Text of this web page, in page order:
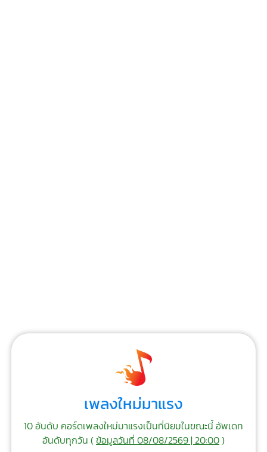
เพลงใหม่มาแรง
10 อันดับ คอร์ดเพลงใหม่มาแรงเป็นที่นิยมในขณะนี้ อัพเดท
อันดับทุกวัน (ข้อมูลวันที่ 08/08/2569 | 20:00)